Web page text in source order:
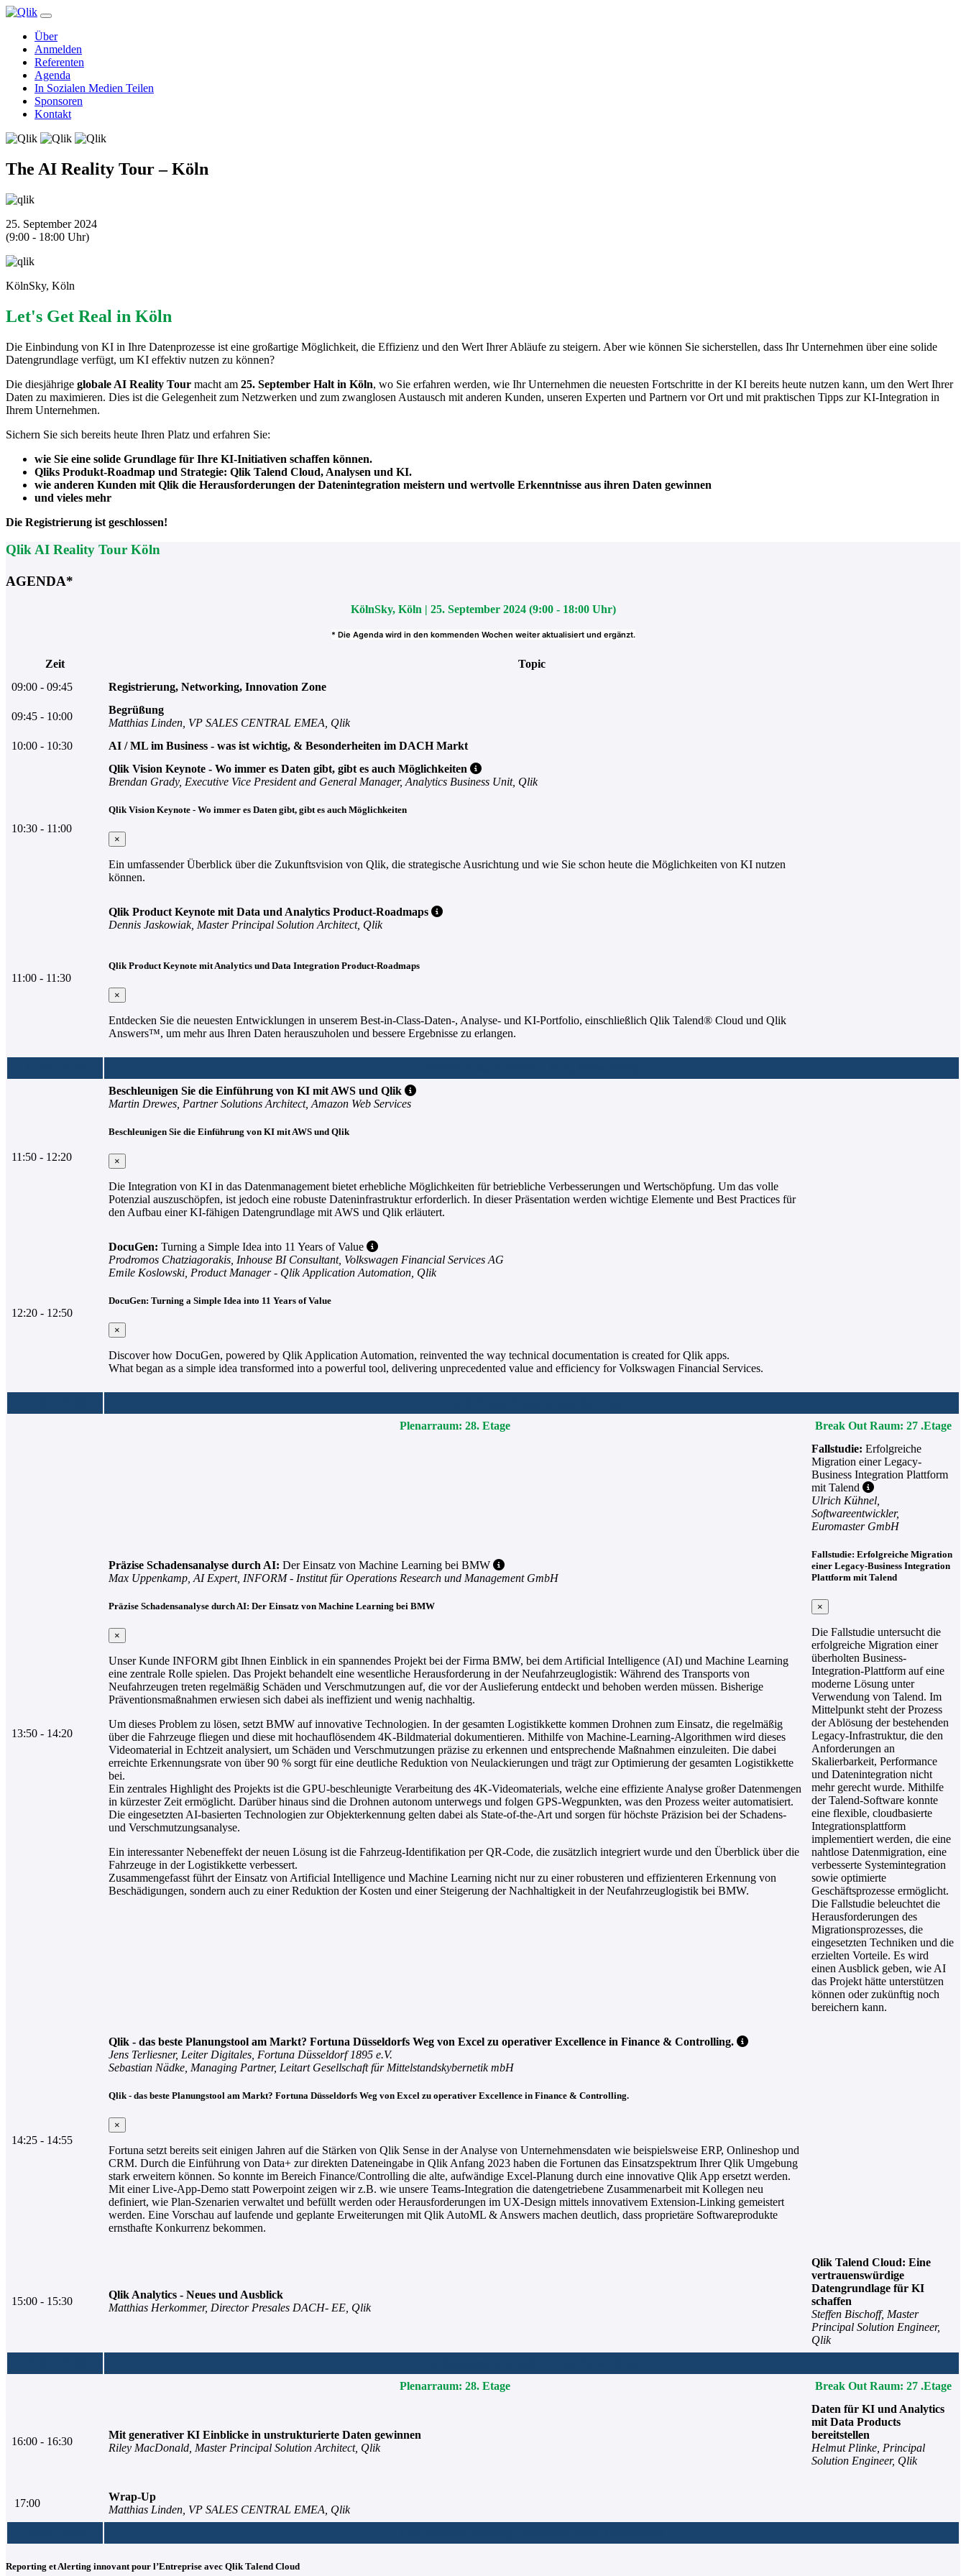
Über
Anmelden
Referenten
Agenda
In Sozialen Medien Teilen
Sponsoren
Kontakt
The AI Reality Tour – Köln
25. September 2024
(9:00 - 18:00 Uhr)
KölnSky, Köln
Let's Get Real in Köln
Die Einbindung von KI in Ihre Datenprozesse ist eine großartige Möglichkeit, die Effizienz und den Wert Ihrer Abläufe zu steigern. Aber wie können Sie sicherstellen, dass Ihr Unternehmen über eine solide
Datengrundlage verfügt, um KI effektiv nutzen zu können?
Die diesjährige globale AI Reality Tour macht am 25. September Halt in Köln, wo Sie erfahren werden, wie Ihr Unternehmen die neuesten Fortschritte in der KI bereits heute nutzen kann, um den Wert Ihrer
Daten zu maximieren. Dies ist die Gelegenheit zum Netzwerken und zum zwanglosen Austausch mit anderen Kunden, unseren Experten und Partnern vor Ort und mit praktischen Tipps zur KI-Integration in
Ihrem Unternehmen.
Sichern Sie sich bereits heute Ihren Platz und erfahren Sie:
wie Sie eine solide Grundlage für Ihre KI-Initiativen schaffen können.
Qliks Produkt-Roadmap und Strategie: Qlik Talend Cloud, Analysen und KI.
wie anderen Kunden mit Qlik die Herausforderungen der Datenintegration meistern und wertvolle Erkenntnisse aus ihren Daten gewinnen
und vieles mehr
Die Registrierung ist geschlossen!
Qlik AI Reality Tour Köln
AGENDA*
KölnSky, Köln | 25. September 2024 (9:00 - 18:00 Uhr)
* Die Agenda wird in den kommenden Wochen weiter aktualisiert und ergänzt.
Zeit
Topic
09:00 - 09:45
Registrierung, Networking, Innovation Zone
09:45 - 10:00
Begrüßung
Matthias Linden, VP SALES CENTRAL EMEA, Qlik
10:00 - 10:30
AI / ML im Business - was ist wichtig, & Besonderheiten im DACH Markt
10:30 - 11:00
Qlik Vision Keynote - Wo immer es Daten gibt, gibt es auch Möglichkeiten
Brendan Grady, Executive Vice President and General Manager, Analytics Business Unit, Qlik
Qlik Vision Keynote - Wo immer es Daten gibt, gibt es auch Möglichkeiten
×
Ein umfassender Überblick über die Zukunftsvision von Qlik, die strategische Ausrichtung und wie Sie schon heute die Möglichkeiten von KI nutzen
können.
11:00 - 11:30
Qlik Product Keynote mit Data und Analytics Product-Roadmaps
Dennis Jaskowiak, Master Principal Solution Architect, Qlik
Qlik Product Keynote mit Analytics und Data Integration Product-Roadmaps
×
Entdecken Sie die neuesten Entwicklungen in unserem Best-in-Class-Daten-, Analyse- und KI-Portfolio, einschließlich Qlik Talend® Cloud und Qlik
Answers™, um mehr aus Ihren Daten herauszuholen und bessere Ergebnisse zu erlangen.
11:50 - 12:20
Beschleunigen Sie die Einführung von KI mit AWS und Qlik
Martin Drewes, Partner Solutions Architect, Amazon Web Services
Beschleunigen Sie die Einführung von KI mit AWS und Qlik
×
Die Integration von KI in das Datenmanagement bietet erhebliche Möglichkeiten für betriebliche Verbesserungen und Wertschöpfung. Um das volle
Potenzial auszuschöpfen, ist jedoch eine robuste Dateninfrastruktur erforderlich. In dieser Präsentation werden wichtige Elemente und Best Practices für
den Aufbau einer KI-fähigen Datengrundlage mit AWS und Qlik erläutert.
12:20 - 12:50
DocuGen: Turning a Simple Idea into 11 Years of Value
Prodromos Chatziagorakis, Inhouse BI Consultant, Volkswagen Financial Services AG
Emile Koslowski, Product Manager - Qlik Application Automation, Qlik
DocuGen: Turning a Simple Idea into 11 Years of Value
×
Discover how DocuGen, powered by Qlik Application Automation, reinvented the way technical documentation is created for Qlik apps.
What began as a simple idea transformed into a powerful tool, delivering unprecedented value and efficiency for Volkswagen Financial Services.
Plenarraum: 28. Etage
Break Out Raum: 27 .Etage
13:50 - 14:20
Präzise Schadensanalyse durch AI: Der Einsatz von Machine Learning bei BMW
Max Uppenkamp, AI Expert, INFORM - Institut für Operations Research und Management GmbH
Präzise Schadensanalyse durch AI: Der Einsatz von Machine Learning bei BMW
×
Unser Kunde INFORM gibt Ihnen Einblick in ein spannendes Projekt bei der Firma BMW, bei dem Artificial Intelligence (AI) und Machine Learning
eine zentrale Rolle spielen. Das Projekt behandelt eine wesentliche Herausforderung in der Neufahrzeuglogistik: Während des Transports von
Neufahrzeugen treten regelmäßig Schäden und Verschmutzungen auf, die vor der Auslieferung entdeckt und behoben werden müssen. Bisherige
Präventionsmaßnahmen erwiesen sich dabei als ineffizient und wenig nachhaltig.
Um dieses Problem zu lösen, setzt BMW auf innovative Technologien. In der gesamten Logistikkette kommen Drohnen zum Einsatz, die regelmäßig
über die Fahrzeuge fliegen und diese mit hochauflösendem 4K-Bildmaterial dokumentieren. Mithilfe von Machine-Learning-Algorithmen wird dieses
Videomaterial in Echtzeit analysiert, um Schäden und Verschmutzungen präzise zu erkennen und entsprechende Maßnahmen einzuleiten. Die dabei
erreichte Erkennungsrate von über 90 % sorgt für eine deutliche Reduktion von Neulackierungen und trägt zur Optimierung der gesamten Logistikkette
bei.
Ein zentrales Highlight des Projekts ist die GPU-beschleunigte Verarbeitung des 4K-Videomaterials, welche eine effiziente Analyse großer Datenmengen
in kürzester Zeit ermöglicht. Darüber hinaus sind die Drohnen autonom unterwegs und folgen GPS-Wegpunkten, was den Prozess weiter automatisiert.
Die eingesetzten AI-basierten Technologien zur Objekterkennung gelten dabei als State-of-the-Art und sorgen für höchste Präzision bei der Schadens-
und Verschmutzungsanalyse.
Ein interessanter Nebeneffekt der neuen Lösung ist die Fahrzeug-Identifikation per QR-Code, die zusätzlich integriert wurde und den Überblick über die
Fahrzeuge in der Logistikkette verbessert.
Zusammengefasst führt der Einsatz von Artificial Intelligence und Machine Learning nicht nur zu einer robusteren und effizienteren Erkennung von
Beschädigungen, sondern auch zu einer Reduktion der Kosten und einer Steigerung der Nachhaltigkeit in der Neufahrzeuglogistik bei BMW.
Fallstudie: Erfolgreiche
Migration einer Legacy-
Business Integration Plattform
mit Talend
Ulrich Kühnel,
Softwareentwickler,
Euromaster GmbH
Fallstudie: Erfolgreiche Migration
einer Legacy-Business Integration
Plattform mit Talend
×
Die Fallstudie untersucht die
erfolgreiche Migration einer
überholten Business-
Integration-Plattform auf eine
moderne Lösung unter
Verwendung von Talend. Im
Mittelpunkt steht der Prozess
der Ablösung der bestehenden
Legacy-Infrastruktur, die den
Anforderungen an
Skalierbarkeit, Performance
und Datenintegration nicht
mehr gerecht wurde. Mithilfe
der Talend-Software konnte
eine flexible, cloudbasierte
Integrationsplattform
implementiert werden, die eine
nahtlose Datenmigration, eine
verbesserte Systemintegration
sowie optimierte
Geschäftsprozesse ermöglicht.
Die Fallstudie beleuchtet die
Herausforderungen des
Migrationsprozesses, die
eingesetzten Techniken und die
erzielten Vorteile. Es wird
einen Ausblick geben, wie AI
das Projekt hätte unterstützen
können oder zukünftig noch
bereichern kann.
14:25 - 14:55
Qlik - das beste Planungstool am Markt? Fortuna Düsseldorfs Weg von Excel zu operativer Excellence in Finance & Controlling.
Jens Terliesner, Leiter Digitales, Fortuna Düsseldorf 1895 e.V.
Sebastian Nädke, Managing Partner, Leitart Gesellschaft für Mittelstandskybernetik mbH
Qlik - das beste Planungstool am Markt? Fortuna Düsseldorfs Weg von Excel zu operativer Excellence in Finance & Controlling.
×
Fortuna setzt bereits seit einigen Jahren auf die Stärken von Qlik Sense in der Analyse von Unternehmensdaten wie beispielsweise ERP, Onlineshop und
CRM. Durch die Einführung von Data+ zur direkten Dateneingabe in Qlik Anfang 2023 haben die Fortunen das Einsatzspektrum Ihrer Qlik Umgebung
stark erweitern können. So konnte im Bereich Finance/Controlling die alte, aufwändige Excel-Planung durch eine innovative Qlik App ersetzt werden.
Mit einer Live-App-Demo statt Powerpoint zeigen wir z.B. wie unsere Teams-Integration die datengetriebene Zusammenarbeit mit Kollegen neu
definiert, wie Plan-Szenarien verwaltet und befüllt werden oder Herausforderungen im UX-Design mittels innovativem Extension-Linking gemeistert
werden. Eine Vorschau auf laufende und geplante Erweiterungen mit Qlik AutoML & Answers machen deutlich, dass proprietäre Softwareprodukte
ernsthafte Konkurrenz bekommen.
15:00 - 15:30
Qlik Analytics - Neues und Ausblick
Matthias Herkommer, Director Presales DACH- EE, Qlik
Qlik Talend Cloud: Eine
vertrauenswürdige
Datengrundlage für KI
schaffen
Steffen Bischoff, Master
Principal Solution Engineer,
Qlik
Plenarraum: 28. Etage
Break Out Raum: 27 .Etage
16:00 - 16:30
Mit generativer KI Einblicke in unstrukturierte Daten gewinnen
Riley MacDonald, Master Principal Solution Architect, Qlik
Daten für KI und Analytics
mit Data Products
bereitstellen
Helmut Plinke, Principal
Solution Engineer, Qlik
17:00
Wrap-Up
Matthias Linden, VP SALES CENTRAL EMEA, Qlik
Reporting et Alerting innovant pour l’Entreprise avec Qlik Talend Cloud